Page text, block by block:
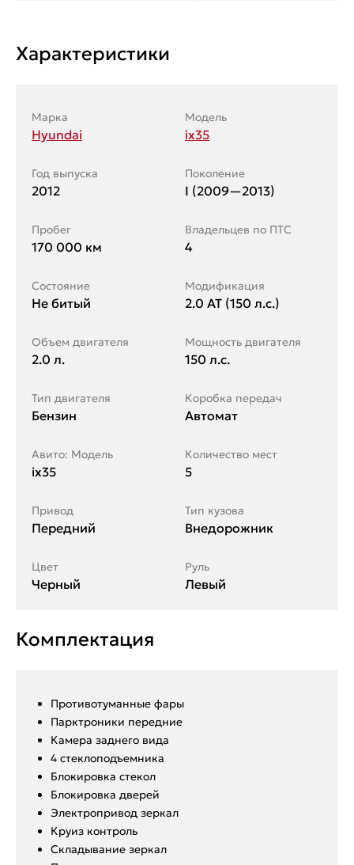
Характеристики
Марка
Hyundai
Модель
ix35
Год выпуска
2012
Поколение
I (2009—2013)
Пробег
170 000 км
Владельцев по ПТС
4
Состояние
Не битый
Модификация
2.0 AT (150 л.с.)
Объем двигателя
2.0 л.
Мощность двигателя
150 л.с.
Тип двигателя
Бензин
Коробка передач
Автомат
Авито: Модель
ix35
Количество мест
5
Привод
Передний
Тип кузова
Внедорожник
Цвет
Черный
Руль
Левый
Комплектация
Противотуманные фары
Парктроники передние
Камера заднего вида
4 стеклоподъемника
Блокировка стекол
Блокировка дверей
Электропривод зеркал
Круиз контроль
Складывание зеркал